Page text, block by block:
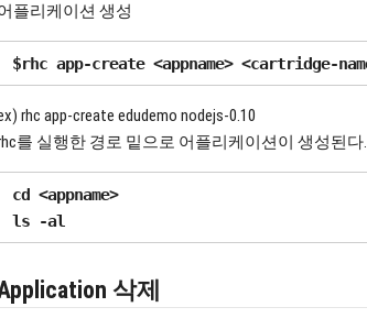
플리케이션 생성
rhc app-create edudemo nodejs-0.10
를 실행한 경로 밑으로 어플리케이션이 생성된다.
cd <appname>
삭제